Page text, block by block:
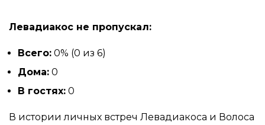
Левадиакос не пропускал:
Всего: 0% (0 из 6)
Дома: 0
В гостях: 0
В истории личных встреч Левадиакоса и Волоса